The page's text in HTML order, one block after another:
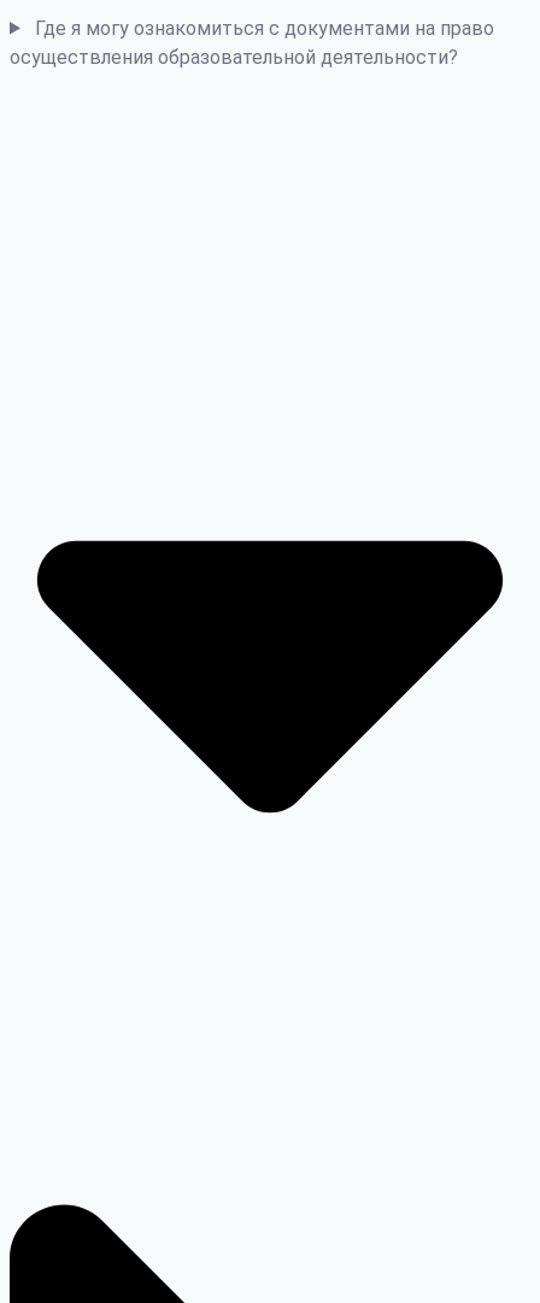
Где я могу ознакомиться с документами на право
осуществления образовательной деятельности?